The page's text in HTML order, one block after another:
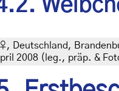
♀, Deutschland,
2008 (leg., präp. &